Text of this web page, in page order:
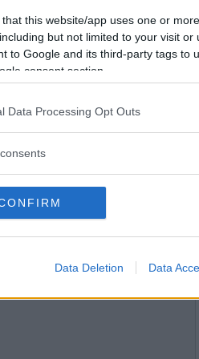
that this website/app uses one or
but not limited to your visit
to Google and its third-party tags to
consent section.
Data Processing Opt Outs
Data Deletion Data
mig att frukt är godis)